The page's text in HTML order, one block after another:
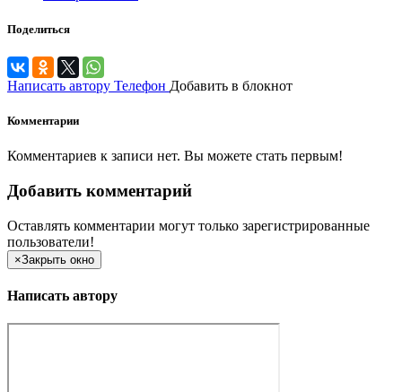
Поделиться
Написать автору Телефон Добавить в блокнот
Комментарии
Комментариев к записи нет. Вы можете стать первым!
Добавить комментарий
Оставлять комментарии могут только зарегистрированные
пользователи!
×Закрыть окно
Написать автору